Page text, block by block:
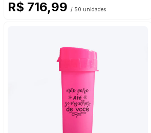
R$ 716,99 / 50 unidades